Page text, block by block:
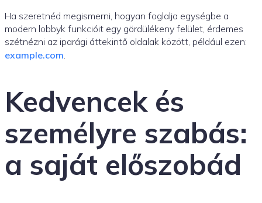
Ha szeretnéd megismerni, hogyan foglalja egységbe a
modern lobbyk funkcióit egy gördülékeny felület, érdemes
szétnézni az iparági áttekintő oldalak között, például ezen:
example.com
Kedvencek és
személyre szabás:
a saját előszobád